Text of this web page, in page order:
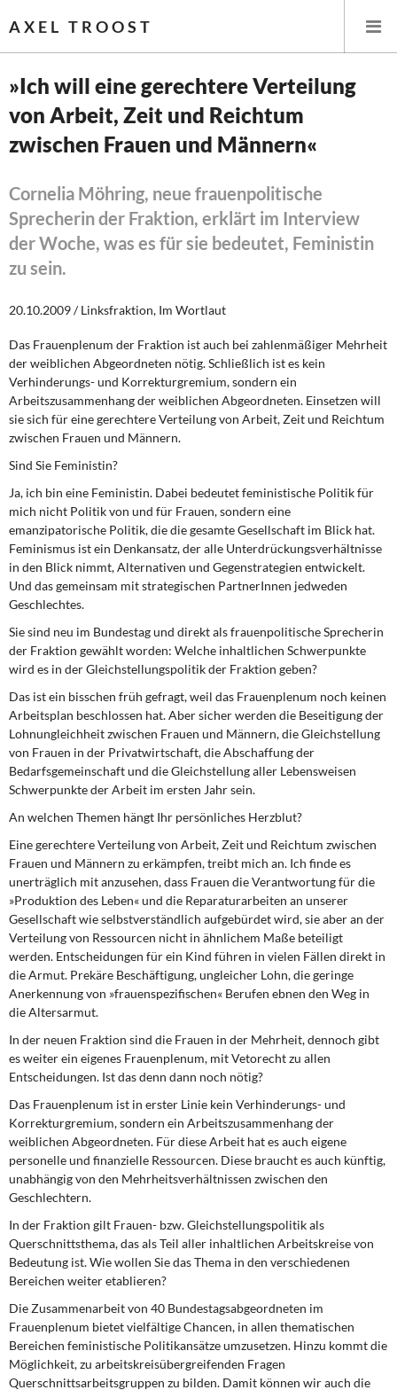
AXEL TROOST
Startseite
Leitlinien linker Wirtschafts- und Finanzpolitik
Wirtschaftspolitik
Eurokrise und Griechenland
DIE LINKE
Weitere Themen
Memo-Gruppe
Institut Solidarische Moderne
Rosa-Luxemburg-Stiftung
Kontakt
»Ich will eine gerechtere Verteilung
von Arbeit, Zeit und Reichtum
zwischen Frauen und Männern«
Cornelia Möhring, neue frauenpolitische
Sprecherin der Fraktion, erklärt im Interview
der Woche, was es für sie bedeutet, Feministin
zu sein.
20.10.2009 / Linksfraktion, Im Wortlaut
Das Frauenplenum der Fraktion ist auch bei zahlenmäßiger Mehrheit
der weiblichen Abgeordneten nötig. Schließlich ist es kein
Verhinderungs- und Korrekturgremium, sondern ein
Arbeitszusammenhang der weiblichen Abgeordneten. Einsetzen will
sie sich für eine gerechtere Verteilung von Arbeit, Zeit und Reichtum
zwischen Frauen und Männern.
Sind Sie Feministin?
Ja, ich bin eine Feministin. Dabei bedeutet feministische Politik für
mich nicht Politik von und für Frauen, sondern eine
emanzipatorische Politik, die die gesamte Gesellschaft im Blick hat.
Feminismus ist ein Denkansatz, der alle Unterdrückungsverhältnisse
in den Blick nimmt, Alternativen und Gegenstrategien entwickelt.
Und das gemeinsam mit strategischen PartnerInnen jedweden
Geschlechtes.
Sie sind neu im Bundestag und direkt als frauenpolitische Sprecherin
der Fraktion gewählt worden: Welche inhaltlichen Schwerpunkte
wird es in der Gleichstellungspolitik der Fraktion geben?
Das ist ein bisschen früh gefragt, weil das Frauenplenum noch keinen
Arbeitsplan beschlossen hat. Aber sicher werden die Beseitigung der
Lohnungleichheit zwischen Frauen und Männern, die Gleichstellung
von Frauen in der Privatwirtschaft, die Abschaffung der
Bedarfsgemeinschaft und die Gleichstellung aller Lebensweisen
Schwerpunkte der Arbeit im ersten Jahr sein.
An welchen Themen hängt Ihr persönliches Herzblut?
Eine gerechtere Verteilung von Arbeit, Zeit und Reichtum zwischen
Frauen und Männern zu erkämpfen, treibt mich an. Ich finde es
unerträglich mit anzusehen, dass Frauen die Verantwortung für die
»Produktion des Leben« und die Reparaturarbeiten an unserer
Gesellschaft wie selbstverständlich aufgebürdet wird, sie aber an der
Verteilung von Ressourcen nicht in ähnlichem Maße beteiligt
werden. Entscheidungen für ein Kind führen in vielen Fällen direkt in
die Armut. Prekäre Beschäftigung, ungleicher Lohn, die geringe
Anerkennung von »frauenspezifischen« Berufen ebnen den Weg in
die Altersarmut.
In der neuen Fraktion sind die Frauen in der Mehrheit, dennoch gibt
es weiter ein eigenes Frauenplenum, mit Vetorecht zu allen
Entscheidungen. Ist das denn dann noch nötig?
Das Frauenplenum ist in erster Linie kein Verhinderungs- und
Korrekturgremium, sondern ein Arbeitszusammenhang der
weiblichen Abgeordneten. Für diese Arbeit hat es auch eigene
personelle und finanzielle Ressourcen. Diese braucht es auch künftig,
unabhängig von den Mehrheitsverhältnissen zwischen den
Geschlechtern.
In der Fraktion gilt Frauen- bzw. Gleichstellungspolitik als
Querschnittsthema, das als Teil aller inhaltlichen Arbeitskreise von
Bedeutung ist. Wie wollen Sie das Thema in den verschiedenen
Bereichen weiter etablieren?
Die Zusammenarbeit von 40 Bundestagsabgeordneten im
Frauenplenum bietet vielfältige Chancen, in allen thematischen
Bereichen feministische Politikansätze umzusetzen. Hinzu kommt die
Möglichkeit, zu arbeitskreisübergreifenden Fragen
Querschnittsarbeitsgruppen zu bilden. Damit können wir auch die